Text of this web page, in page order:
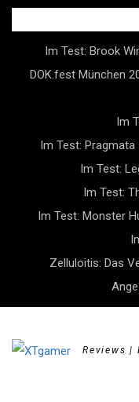
Skip
Im Test: Brook
DOK.fest München
Im
Im Test:
Im Test:
Im Test:
Im Test: Monster
Zelluloitis: Das
Reviews |